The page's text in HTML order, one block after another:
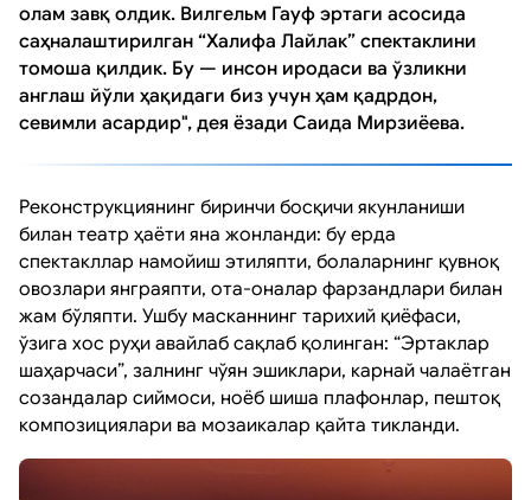
олам завқ олдик. Вилгельм Гауф эртаги асосида
саҳналаштирилган “Халифа Лайлак” спектаклини
томоша қилдик. Бу — инсон иродаси ва ўзликни
англаш йўли ҳақидаги биз учун ҳам қадрдон,
севимли асардир", дея ёзади Саида Мирзиёева.
​Реконструкциянинг биринчи босқичи якунланиши
билан театр ҳаёти яна жонланди: бу ерда
спектакллар намойиш этиляпти, болаларнинг қувноқ
овозлари янграяпти, ота-оналар фарзандлари билан
жам бўляпти. Ушбу масканнинг тарихий қиёфаси,
ўзига хос руҳи авайлаб сақлаб қолинган: “Эртаклар
шаҳарчаси”, залнинг чўян эшиклари, карнай чалаётган
созандалар сиймоси, ноёб шиша плафонлар, пештоқ
композициялари ва мозаикалар қайта тикланди.